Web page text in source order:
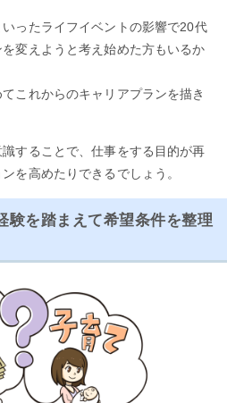
ったライフイベントの影響で20代
変えようと考え始めた方もいるか
これからのキャリアプランを描き
することで、仕事をする目的が再
を高めたりできるでしょう。
験を踏まえて希望条件を整理